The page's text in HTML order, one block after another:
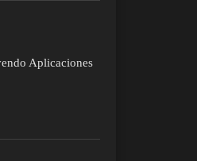
Aplicaciones